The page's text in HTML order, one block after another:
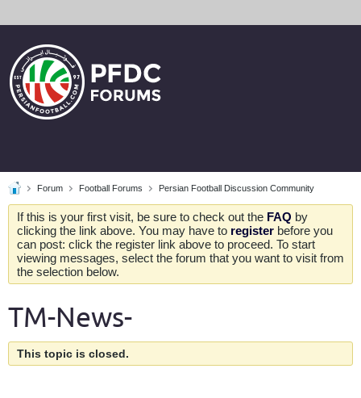
Forum Football Forums Persian Football Discussion Community
If this is your first visit, be sure to check out the FAQ by
clicking the link above. You may have to register before you
can post: click the register link above to proceed. To start
viewing messages, select the forum that you want to visit from
the selection below.
TM-News-
This topic is closed.